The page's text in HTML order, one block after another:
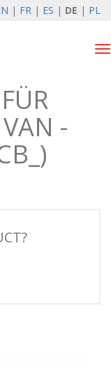
| FR | ES | DE | PL
2026
-